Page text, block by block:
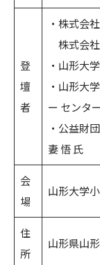
登
壇
者
・株式会
株式会
・山形大
・山形⼤
ー センタ
・公益財
妻 悟 氏
会
場
山形大学
住
所
山形県山